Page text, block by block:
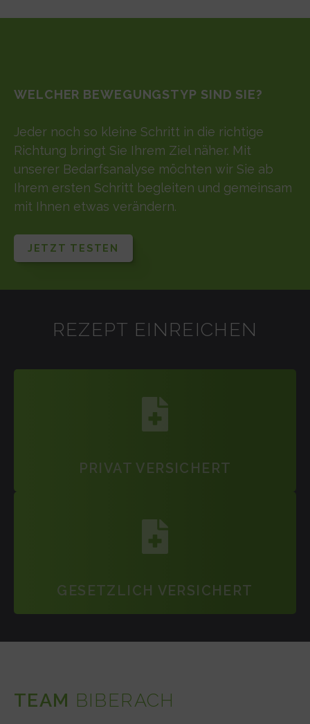
WELCHER BEWEGUNGSTYP SIND SIE?
Jeder noch so kleine Schritt in die richtige
Richtung bringt Sie Ihrem Ziel näher. Mit
unserer Bedarfsanalyse möchten wir Sie ab
Ihrem ersten Schritt begleiten und gemeinsam
mit Ihnen etwas verändern.
JETZT TESTEN
REZEPT EINREICHEN
PRIVAT VERSICHERT
GESETZLICH VERSICHERT
TEAM BIBERACH